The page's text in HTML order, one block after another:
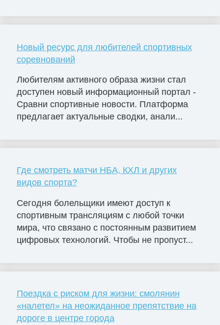
Новый ресурс для любителей спортивных
соревнований
Любителям активного образа жизни стал
доступен новый информационный портал -
Сравни спортивные новости. Платформа
предлагает актуальные сводки, анали...
Где смотреть матчи НБА, КХЛ и других
видов спорта?
Сегодня болельщики имеют доступ к
спортивным трансляциям с любой точки
мира, что связано с постоянным развитием
цифровых технологий. Чтобы не пропуст...
Поездка с риском для жизни: смолянин
«налетел» на неожиданное препятствие на
дороге в центре города